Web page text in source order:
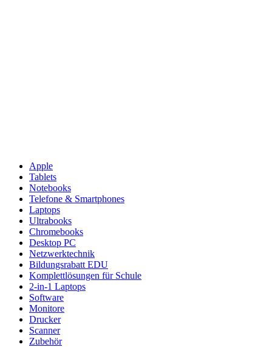
Apple
Tablets
Notebooks
Telefone & Smartphones
Laptops
Ultrabooks
Chromebooks
Desktop PC
Netzwerktechnik
Bildungsrabatt EDU
Komplettlösungen für Schule
2-in-1 Laptops
Software
Monitore
Drucker
Scanner
Zubehör